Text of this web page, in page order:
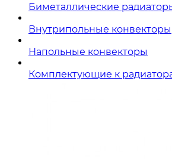
Биметаллические
Внутрипольные конвекторы
Напольные конвекторы
Комплектующие к